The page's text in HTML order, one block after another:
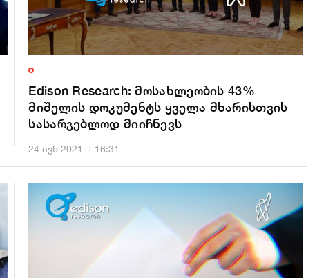
Edison Research: მოსახლეობის 43%
მიშელის დოკუმენტს ყველა მხარისთვის
სასარგებლოდ მიიჩნევს
24 ივნ 2021 16:31